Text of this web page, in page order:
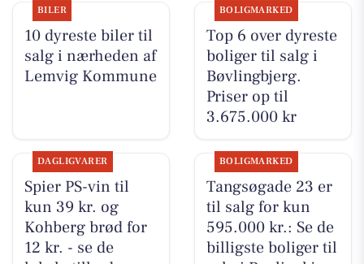
BILER
10 dyreste biler til
salg i nærheden af
Lemvig Kommune
BOLIGMARKED
Top 6 over dyreste
boliger til salg i
Bøvlingbjerg.
Priser op til
3.675.000 kr
DAGLIGVARER
Spier PS-vin til
kun 39 kr. og
Kohberg brød for
12 kr. - se de
BOLIGMARKED
Tangsøgade 23 er
til salg for kun
595.000 kr.: Se de
billigste boliger til